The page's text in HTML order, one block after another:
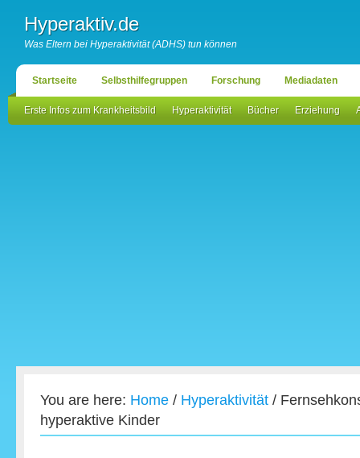
Hyperaktiv.de
Was Eltern bei Hyperaktivität (ADHS) tun können
Startseite Selbsthilfegruppen Forschung Mediadaten
Erste Infos zum Krankheitsbild Hyperaktivität Bücher Erziehung
You are here: Home / Hyperaktivität /
hyperaktive Kinder